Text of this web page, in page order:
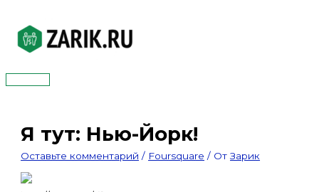
содержимому
Главное
Я тут: Нью-Йорк!
Оставьте комментарий / Foursquare / ОтЗарик